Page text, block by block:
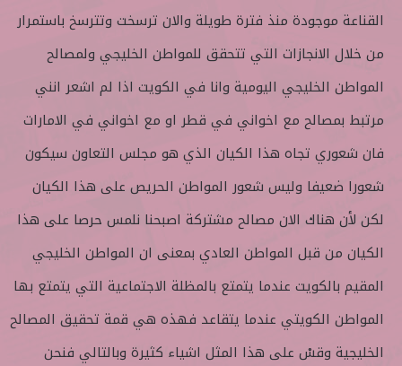
القناعة موجودة منذ فترة طويلة والان ترسخت وتترسخ باستمرار
من خلال الانجازات التي تتحقق للمواطن الخليجي ولمصالح
المواطن الخليجي اليومية وانا في الكويت اذا لم اشعر انني
مرتبط بمصالح مع اخواني في قطر او مع اخواني في الامارات
فان شعوري تجاه هذا الكيان الذي هو مجلس التعاون سيكون
شعورا ضعيفا وليس شعور المواطن الحريص على هذا الكيان
لكن لأن هناك الان مصالح مشتركة اصبحنا نلمس حرصا على هذا
الكيان من قبل المواطن العادي بمعنى ان المواطن الخليجي
المقيم بالكويت عندما يتمتع بالمظلة الاجتماعية التي يتمتع بها
المواطن الكويتي عندما يتقاعد فهذه هي قمة تحقيق المصالح
الخليجية وقسْ على هذا المثل اشياء كثيرة وبالتالي فنحن